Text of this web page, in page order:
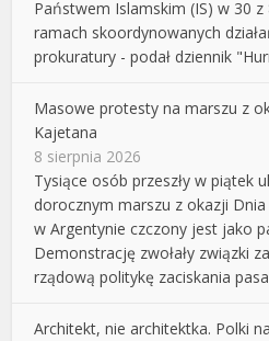
Państwem Islamskim (IS) w 30
ramach skoordynowanych
prokuratury - podał dziennik
Masowe protesty na marszu z
Kajetana
8 sierpnia 2026
Tysiące osób przeszły w piątek
dorocznym marszu z okazji
w Argentynie czczony jest jako
Demonstrację zwołały związki
rządową politykę zaciskania
Architekt, nie architektka. Polki